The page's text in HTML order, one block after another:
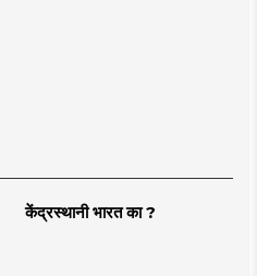
केंद्रस्थानी भारत का ?